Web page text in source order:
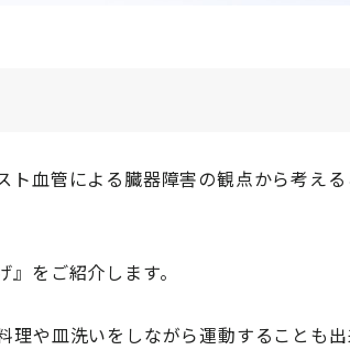
血管による臓器障害の観点から考え
をご紹介します。
理や皿洗いをしながら運動することも